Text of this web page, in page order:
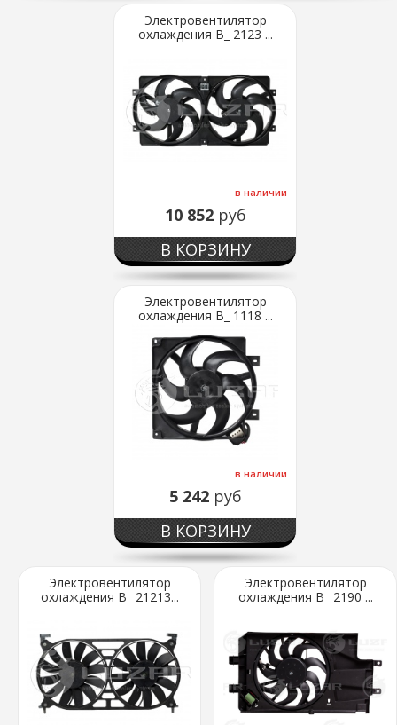
Электровентилятор
охлаждения В_ 2123 ...
в наличии
10 852 руб
В КОРЗИНУ
Электровентилятор
охлаждения В_ 1118 ...
в наличии
5 242 руб
В КОРЗИНУ
Электровентилятор
охлаждения В_ 21213...
Электровентилятор
охлаждения В_ 2190 ...